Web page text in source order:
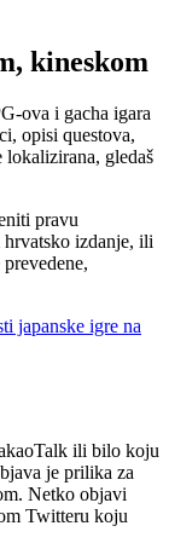
kineskom
ova i gacha igara
opisi questova,
lokalizirana, gledaš
pravu
izdanje, ili
japanske igre na
ili bilo koju
je prilika za
Netko objavi
Twitteru koju